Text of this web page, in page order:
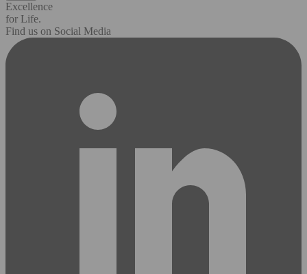
Excellence
for Life.
Find us on Social Media